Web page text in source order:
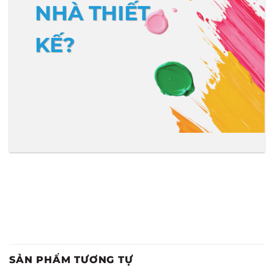
NHÀ THIẾT
KẾ?
SẢN PHẨM TƯƠNG TỰ